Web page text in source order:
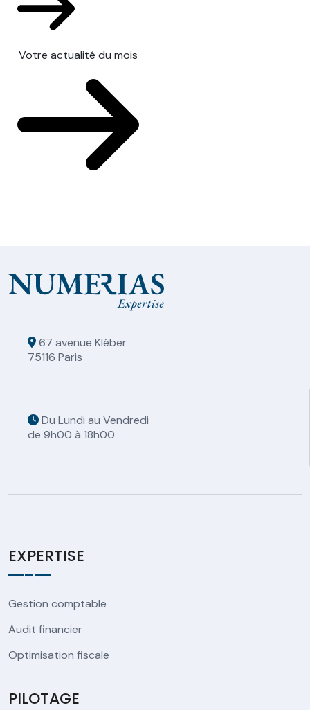
Votre actualité du mois
67 avenue Kléber
75116 Paris
Du Lundi au Vendredi
de 9h00 à 18h00
EXPERTISE
Gestion comptable
Audit financier
Optimisation fiscale
PILOTAGE